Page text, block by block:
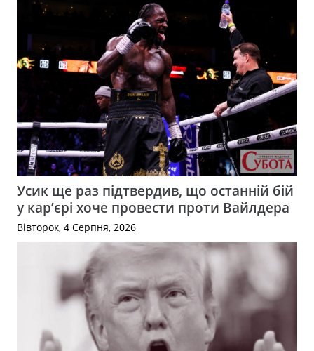
Усик ще раз підтвердив, що останній бій
у кар’єрі хоче провести проти Вайлдера
Вівторок, 4 Серпня, 2026